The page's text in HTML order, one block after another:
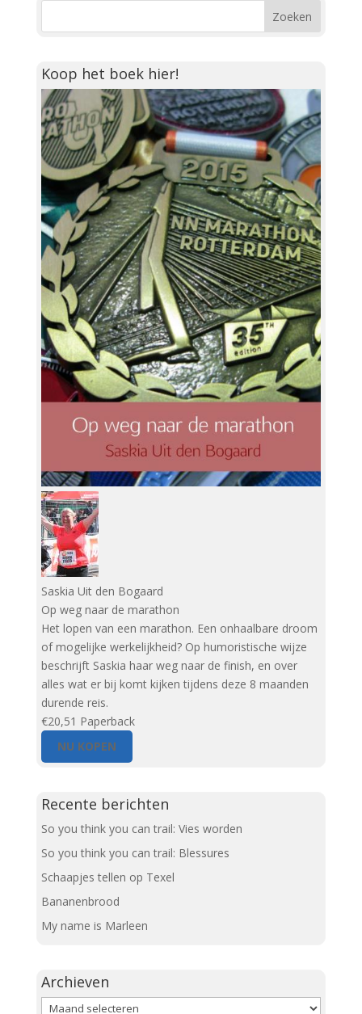
Koop het boek hier!
Saskia Uit den Bogaard
Op weg naar de marathon
Het lopen van een marathon. Een onhaalbare droom
of mogelijke werkelijkheid? Op humoristische wijze
beschrijft Saskia haar weg naar de finish, en over
alles wat er bij komt kijken tijdens deze 8 maanden
durende reis.
€20,51 Paperback
NU KOPEN
Recente berichten
So you think you can trail: Vies worden
So you think you can trail: Blessures
Schaapjes tellen op Texel
Bananenbrood
My name is Marleen
Archieven
Archieven